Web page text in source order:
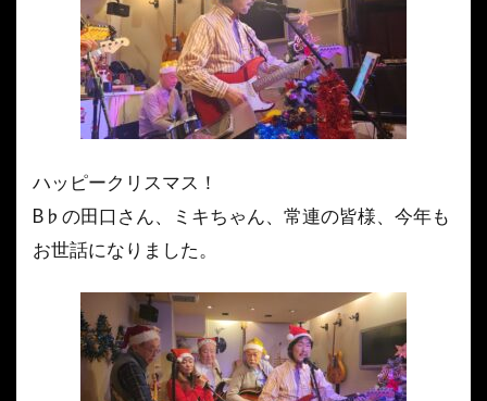
ハッピークリスマス！
B♭の田口さん、ミキちゃん、常連の皆様、今年も
お世話になりました。